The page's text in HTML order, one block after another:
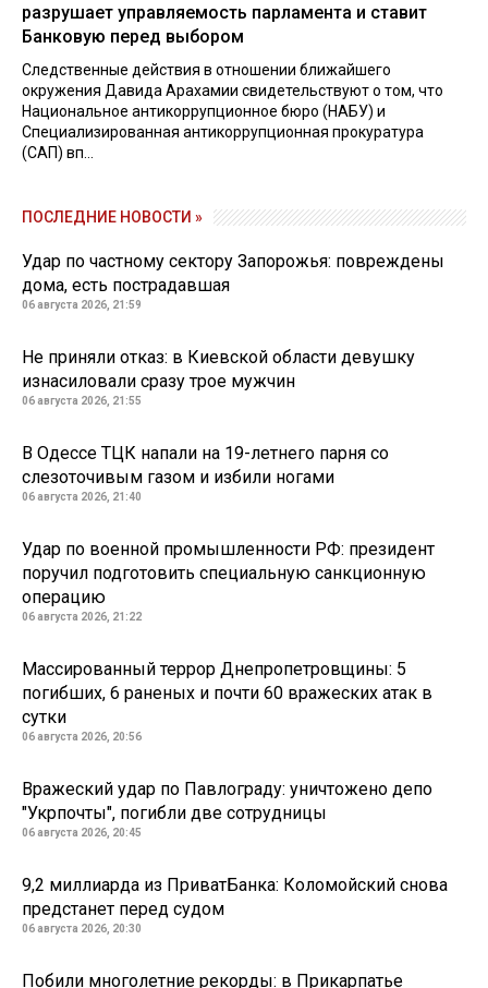
разрушает управляемость парламента и ставит
Банковую перед выбором
Следственные действия в отношении ближайшего
окружения Давида Арахамии свидетельствуют о том, что
Национальное антикоррупционное бюро (НАБУ) и
Специализированная антикоррупционная прокуратура
(САП) вп...
ПОСЛЕДНИЕ НОВОСТИ »
Удар по частному сектору Запорожья: повреждены
дома, есть пострадавшая
06 августа 2026, 21:59
Не приняли отказ: в Киевской области девушку
изнасиловали сразу трое мужчин
06 августа 2026, 21:55
В Одессе ТЦК напали на 19-летнего парня со
слезоточивым газом и избили ногами
06 августа 2026, 21:40
Удар по военной промышленности РФ: президент
поручил подготовить специальную санкционную
операцию
06 августа 2026, 21:22
Массированный террор Днепропетровщины: 5
погибших, 6 раненых и почти 60 вражеских атак в
сутки
06 августа 2026, 20:56
Вражеский удар по Павлограду: уничтожено депо
"Укрпочты", погибли две сотрудницы
06 августа 2026, 20:45
9,2 миллиарда из ПриватБанка: Коломойский снова
предстанет перед судом
06 августа 2026, 20:30
Побили многолетние рекорды: в Прикарпатье